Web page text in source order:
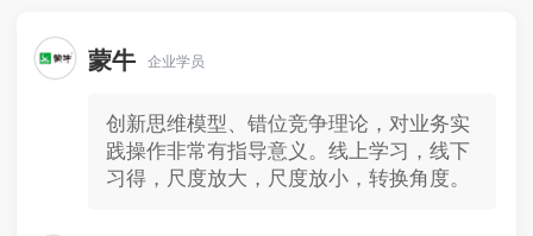
蒙牛 企业学员
创新思维模型、错位竞争理论，对业务实
践操作非常有指导意义。线上学习，线下
习得，尺度放大，尺度放小，转换角度。